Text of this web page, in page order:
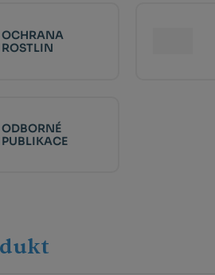
OCHRANA
ROSTLIN
ODBORNÉ
PUBLIKACE